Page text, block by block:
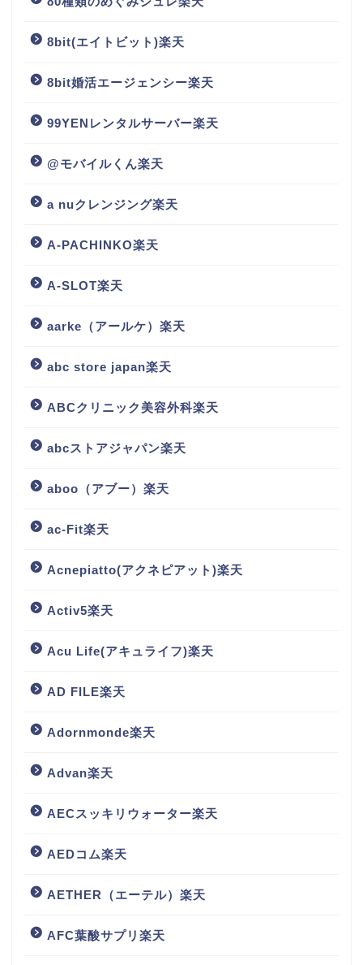
8bit(エイトビット)楽天
8bit婚活エージェンシー楽天
99YENレンタルサーバー楽天
@モバイルくん楽天
a nuクレンジング楽天
A-PACHINKO楽天
A-SLOT楽天
aarke（アールケ）楽天
abc store japan楽天
ABCクリニック美容外科楽天
abcストアジャパン楽天
aboo（アブー）楽天
ac-Fit楽天
Acnepiatto(アクネピアット)楽天
Activ5楽天
Acu Life(アキュライフ)楽天
AD FILE楽天
Adornmonde楽天
Advan楽天
AECスッキリウォーター楽天
AEDコム楽天
AETHER（エーテル）楽天
AFC葉酸サプリ楽天